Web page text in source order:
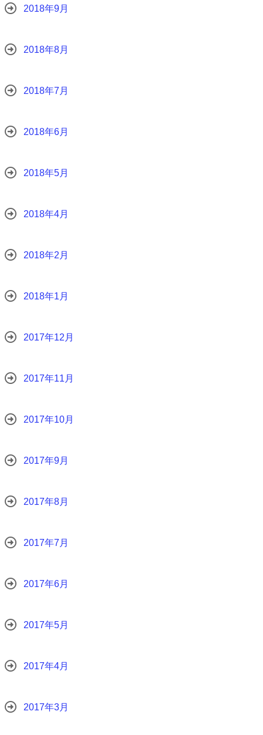
2018年9月
2018年8月
2018年7月
2018年6月
2018年5月
2018年4月
2018年2月
2018年1月
2017年12月
2017年11月
2017年10月
2017年9月
2017年8月
2017年7月
2017年6月
2017年5月
2017年4月
2017年3月